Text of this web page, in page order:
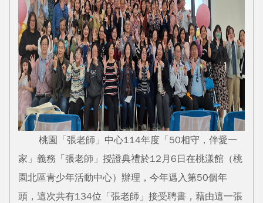
桃園「張老師」中心114年度「50相守，伴愛一
家」義務「張老師」授證典禮於12月6日在桃漾館（桃
園北區青少年活動中心）辦理，今年邁入第50個年
頭，這次共有134位「張老師」接受聘書，藉由這一張